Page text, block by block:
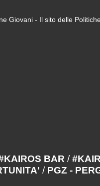
Giovani - Il sito delle
BAR /
/ PGZ -